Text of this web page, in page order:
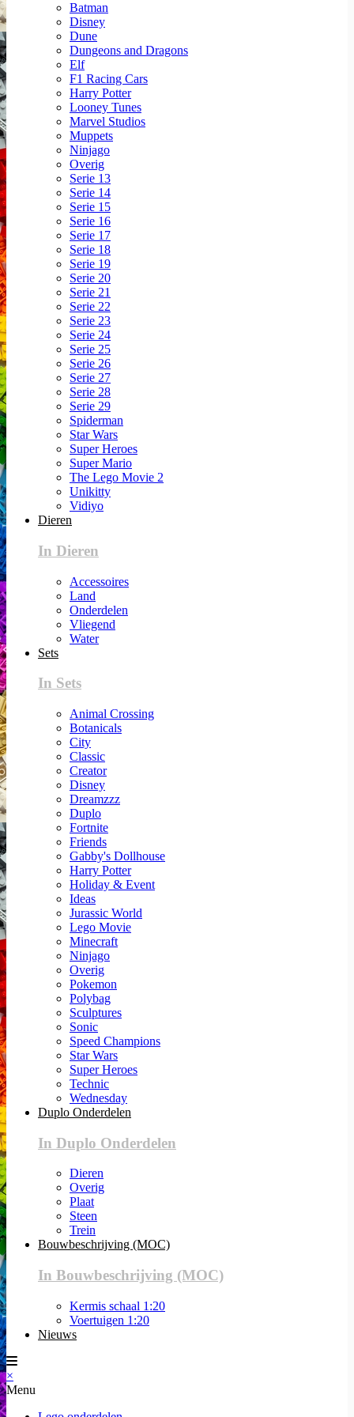
Batman
Disney
Dune
Dungeons and Dragons
Elf
F1 Racing Cars
Harry Potter
Looney Tunes
Marvel Studios
Muppets
Ninjago
Overig
Serie 13
Serie 14
Serie 15
Serie 16
Serie 17
Serie 18
Serie 19
Serie 20
Serie 21
Serie 22
Serie 23
Serie 24
Serie 25
Serie 26
Serie 27
Serie 28
Serie 29
Spiderman
Star Wars
Super Heroes
Super Mario
The Lego Movie 2
Unikitty
Vidiyo
Dieren
In Dieren
Accessoires
Land
Onderdelen
Vliegend
Water
Sets
In Sets
Animal Crossing
Botanicals
City
Classic
Creator
Disney
Dreamzzz
Duplo
Fortnite
Friends
Gabby's Dollhouse
Harry Potter
Holiday & Event
Ideas
Jurassic World
Lego Movie
Minecraft
Ninjago
Overig
Pokemon
Polybag
Sculptures
Sonic
Speed Champions
Star Wars
Super Heroes
Technic
Wednesday
Duplo Onderdelen
In Duplo Onderdelen
Dieren
Overig
Plaat
Steen
Trein
Bouwbeschrijving (MOC)
In Bouwbeschrijving (MOC)
Kermis schaal 1:20
Voertuigen 1:20
Nieuws
×
Menu